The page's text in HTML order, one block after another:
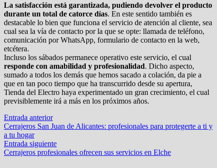
La satisfacción está garantizada, pudiendo devolver el producto
durante un total de catorce días. En este sentido también es
destacable lo bien que funciona el servicio de atención al cliente, sea
cual sea la vía de contacto por la que se opte: llamada de teléfono,
comunicación por WhatsApp, formulario de contacto en la web,
etcétera.
Incluso los sábados permanece operativo este servicio, el cual
responde con amabilidad y profesionalidad. Dicho aspecto,
sumado a todos los demás que hemos sacado a colación, da pie a
que en tan poco tiempo que ha transcurrido desde su apertura,
Tienda del Electro haya experimentado un gran crecimiento, el cual
previsiblemente irá a más en los próximos años.
Navegación
de
entradas
Entrada anteriorEntrada
anterior:
Cerrajeros San Juan de Alicantes: profesionales para protegerte a ti y
a tu hogar
Entrada siguienteEntrada
siguiente:
Cerrajeros profesionales ofrecen sus servicios en Elche